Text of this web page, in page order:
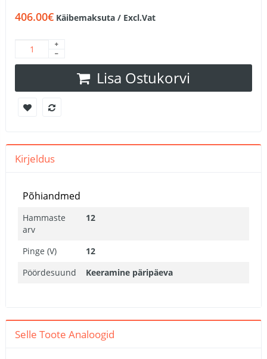
406.00€ Käibemaksuta / Excl.Vat
Lisa Ostukorvi
Kirjeldus
Põhiandmed
Hammaste
arv
12
Pinge (V)
12
Pöördesuund
Keeramine päripäeva
Selle Toote Analoogid